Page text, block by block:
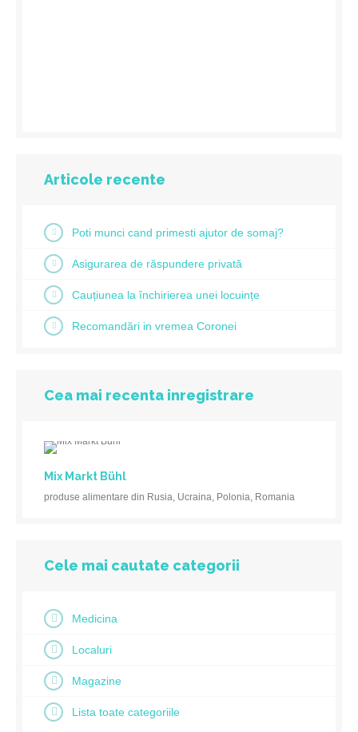
Articole recente
Poti munci cand primesti ajutor de somaj?
Asigurarea de răspundere privată
Cauțiunea la închirierea unei locuințe
Recomandări in vremea Coronei
Cea mai recenta inregistrare
Mix Markt Bühl
produse alimentare din Rusia, Ucraina, Polonia, Romania
Cele mai cautate categorii
Medicina
Localuri
Magazine
Lista toate categoriile